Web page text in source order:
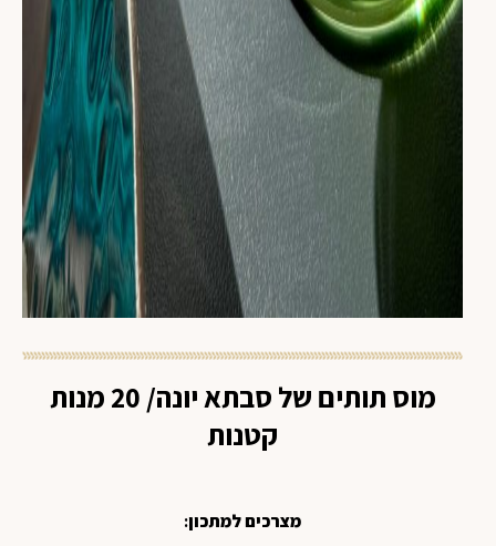
מוס תותים של סבתא יונה/ 20 מנות
קטנות
מצרכים למתכון: